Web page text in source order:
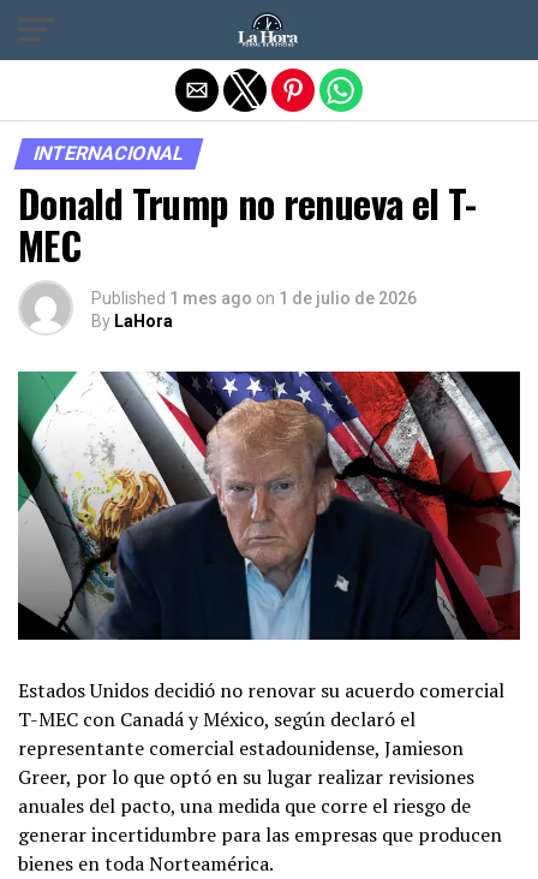
INTERNACIONAL
Donald Trump no renueva el T-
MEC
Published 1 mes ago on 1 de julio de 2026
By LaHora
Estados Unidos decidió no renovar su acuerdo comercial
T-MEC con Canadá y México, según declaró el
representante comercial estadounidense, Jamieson
Greer, por lo que optó en su lugar realizar revisiones
anuales del pacto, una medida que corre el riesgo de
generar incertidumbre para las empresas que producen
bienes en toda Norteamérica.
Salir de la versión móvil